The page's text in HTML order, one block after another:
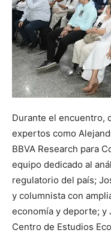
Durante el encuentro,
expertos como
BBVA Research para
equipo dedicado al
regulatorio del país;
y columnista con
economía y deporte; y
Centro de Estudios